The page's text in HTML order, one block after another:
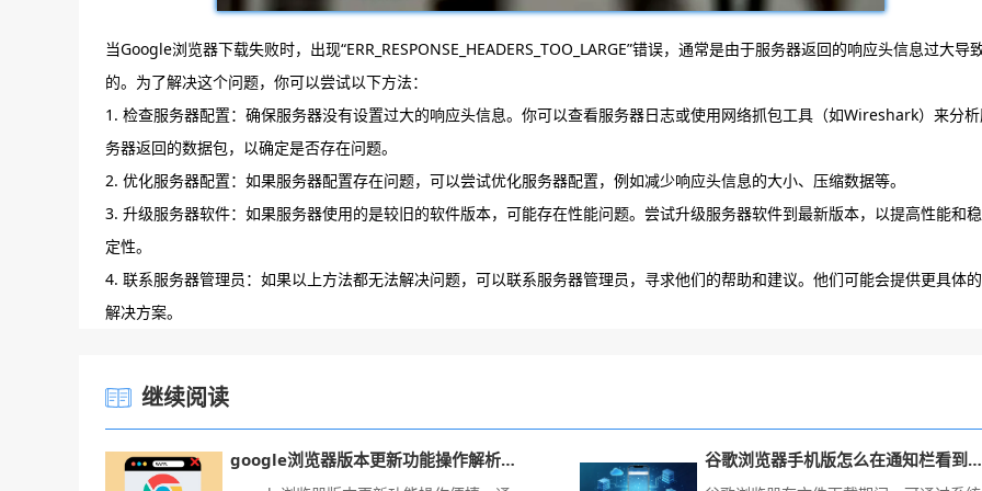
当Google浏览器下载失败时，出现“ERR_RESPONSE_HEADERS_TOO_LARGE”错误，通常是由于服务器返回的响应头信息过大导
的。为了解决这个问题，你可以尝试以下方法：
1. 检查服务器配置：确保服务器没有设置过大的响应头信息。你可以查看服务器日志或使用网络抓包工具（如Wireshark）来分
务器返回的数据包，以确定是否存在问题。
2. 优化服务器配置：如果服务器配置存在问题，可以尝试优化服务器配置，例如减少响应头信息的大小、压缩数据等。
3. 升级服务器软件：如果服务器使用的是较旧的软件版本，可能存在性能问题。尝试升级服务器软件到最新版本，以提高性能和稳
定性。
4. 联系服务器管理员：如果以上方法都无法解决问题，可以联系服务器管理员，寻求他们的帮助和建议。他们可能会提供更具体的
解决方案。
继续阅读
google浏览器版本更新功能操作解析教程 谷歌浏览器手机版怎么在通知栏看到当前下载百分比